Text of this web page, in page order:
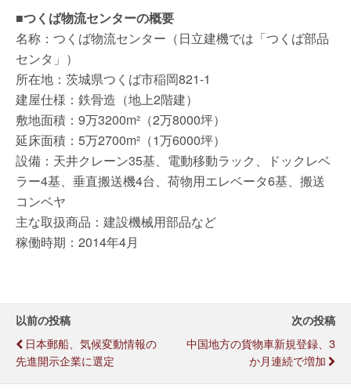
■つくば物流センターの概要
名称：つくば物流センター（日立建機では「つくば部品
センタ」）
所在地：茨城県つくば市稲岡821-1
建屋仕様：鉄骨造（地上2階建）
敷地面積：9万3200m²（2万8000坪）
延床面積：5万2700m²（1万6000坪）
設備：天井クレーン35基、電動移動ラック、ドックレベ
ラー4基、垂直搬送機4台、荷物用エレベータ6基、搬送
コンベヤ
主な取扱商品：建設機械用部品など
稼働時期：2014年4月
以前の投稿
日本郵船、気候変動情報の
先進開示企業に選定
次の投稿
中国地方の貨物車新規登録、3
か月連続で増加